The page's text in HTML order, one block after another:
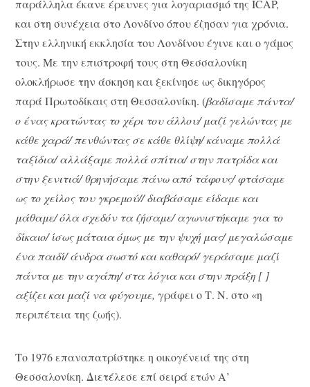
παράλληλα έκανε έρευνες για λογαριασμό της ICAP,
και στη συνέχεια στο Λονδίνο όπου έζησαν για χρόνια.
Στην ελληνική εκκλησία του Λονδίνου έγινε και ο γάμος
τους. Με την επιστροφή τους στη Θεσσαλονίκη
ολοκλήρωσε την άσκηση και ξεκίνησε ως δικηγόρος
παρά Πρωτοδίκαις στη Θεσσαλονίκη. (βαδίσαμε πάντα/
ο ένας κρατώντας το χέρι του άλλου/ μαζί γελώντας με
κάθε χαρά/ πενθώντας σε κάθε θλίψη/ κάναμε πολλά
ταξίδια/ αλλάξαμε πολλά σπίτια/ στην πατρίδα και
στην ξενιτιά/ θρηνήσαμε πάνω από τάφους/ φτάσαμε
ως το χείλος του γκρεμού// διαβάσαμε είδαμε και
μάθαμε/ όλα σχεδόν τα ζήσαμε/ αγωνιστήκαμε για το
δίκαιο/ ίσως μάταια όμως με την ψυχή μας/ μεγαλώσαμε
ένα παιδί/ άνδρα σωστό και καθαρό/ γεράσαμε μαζί
πάντα με την αγάπη/ στα λόγια και στην πράξη [ ]
αξίζει και μαζί να φύγουμε,γράφει ο Τ. Ν. στο «η
περιπέτεια της ζωής).
Το 1976 επαναπατρίστηκε η οικογένειά της στη
Θεσσαλονίκη. Διετέλεσε επί σειρά ετών Α’